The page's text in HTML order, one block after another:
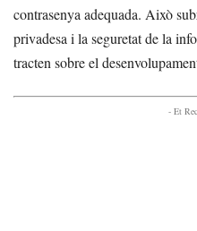
contrasenya adequada. Això
privadesa i la seguretat de la
tracten sobre el
- Et